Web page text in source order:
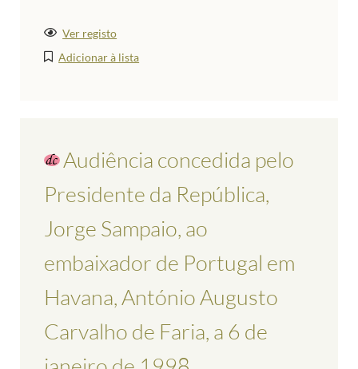
Ver registo
Adicionar à lista
Audiência concedida pelo
Presidente da República,
Jorge Sampaio, ao
embaixador de Portugal em
Havana, António Augusto
Carvalho de Faria, a 6 de